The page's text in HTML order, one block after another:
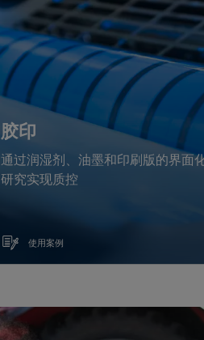
胶印
通过润湿剂、油墨和印刷版的界面
研究实现质控
使用案例